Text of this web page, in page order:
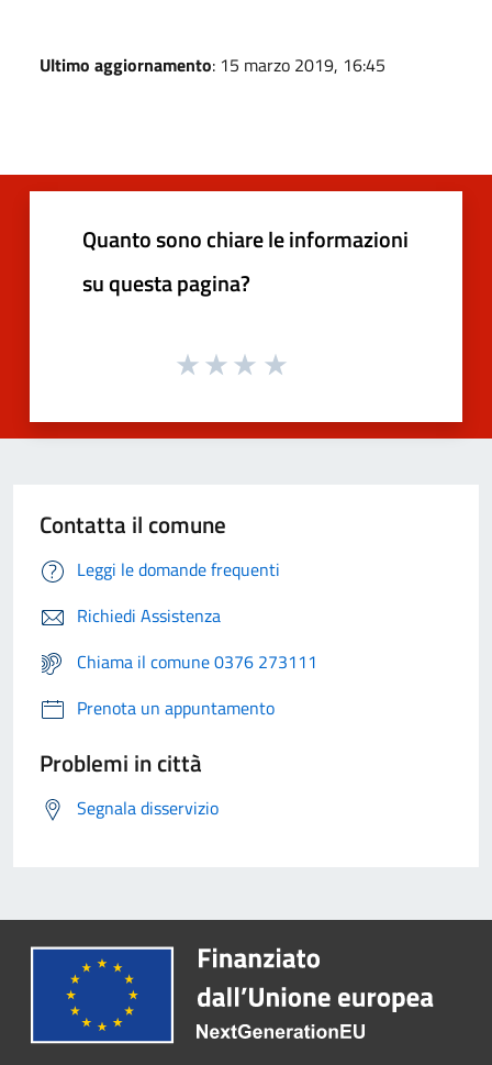
Ultimo aggiornamento: 15 marzo 2019, 16:45
Quanto sono chiare le informazioni
su questa pagina?
Contatta il comune
Leggi le domande frequenti
Richiedi Assistenza
Chiama il comune 0376 273111
Prenota un appuntamento
Problemi in città
Segnala disservizio